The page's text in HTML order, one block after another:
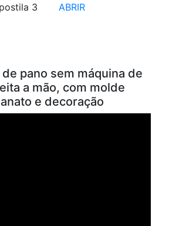
3
ABRIR
pano sem máquina de
a mão, com molde
e decoração